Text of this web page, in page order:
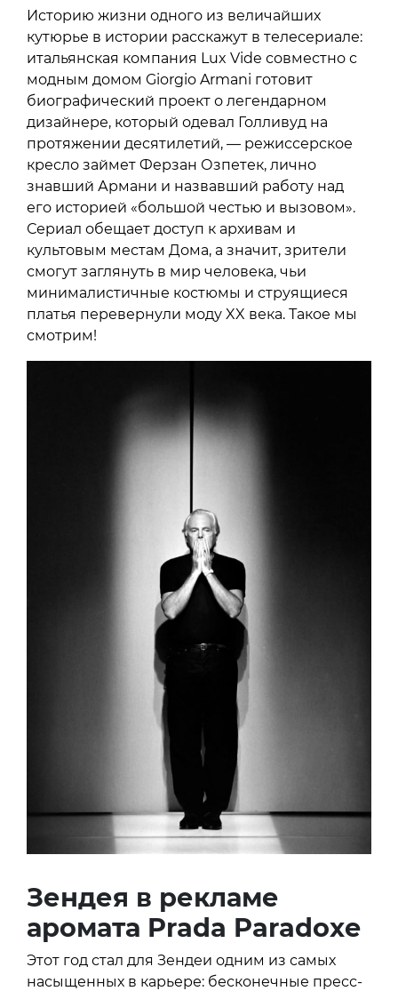
Историю жизни одного из величайших
кутюрье в истории расскажут в телесериале:
итальянская компания Lux Vide совместно с
модным домом Giorgio Armani готовит
биографический проект о легендарном
дизайнере, который одевал Голливуд на
протяжении десятилетий, — режиссерское
кресло займет Ферзан Озпетек, лично
знавший Армани и назвавший работу над
его историей «большой честью и вызовом».
Сериал обещает доступ к архивам и
культовым местам Дома, а значит, зрители
смогут заглянуть в мир человека, чьи
минималистичные костюмы и струящиеся
платья перевернули моду XX века. Такое мы
смотрим!
Зендея в рекламе
аромата Prada Paradoxe
Этот год стал для Зендеи одним из самых
насыщенных в карьере: бесконечные пресс-